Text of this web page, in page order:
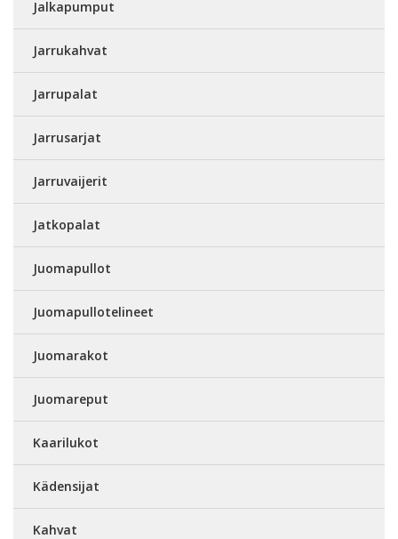
Jalkapumput
Jarrukahvat
Jarrupalat
Jarrusarjat
Jarruvaijerit
Jatkopalat
Juomapullot
Juomapullotelineet
Juomarakot
Juomareput
Kaarilukot
Kädensijat
Kahvat